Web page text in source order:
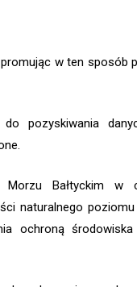
w ten sposób
pozyskiwania
Morzu Bałtyckim
naturalnego
ochroną